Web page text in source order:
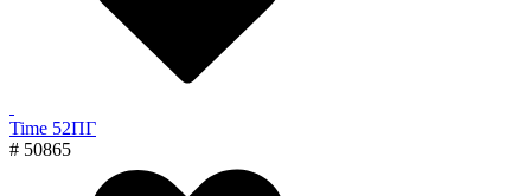
Time 52ПГ
# 50865